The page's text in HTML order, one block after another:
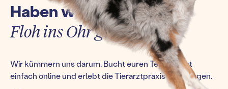
Haben wir euch einen
Floh ins Ohr gesetzt?
Wir kümmern uns darum. Bucht euren Termin jetzt
einfach online und erlebt die Tierarztpraxis von morgen.